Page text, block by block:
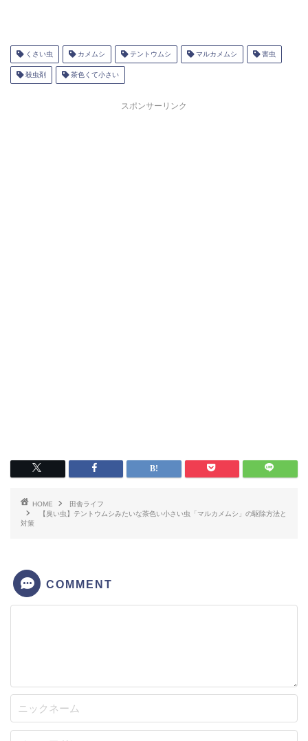
くさい虫 カメムシ テントウムシ マルカメムシ 害虫
殺虫剤 茶色くて小さい
スポンサーリンク
HOME
田舎ライフ
【臭い虫】テントウムシみたいな茶色い小さい虫「マルカメムシ」の駆除方法と
対策
COMMENT